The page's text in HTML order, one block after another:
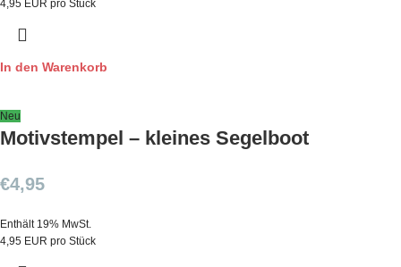
4,95 EUR pro Stück
In den Warenkorb
Neu
Motivstempel – kleines Segelboot
€4,95
Enthält 19% MwSt.
4,95 EUR pro Stück